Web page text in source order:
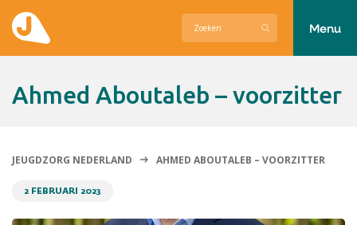
Contact
Menu
Ahmed Aboutaleb – voorzitter
JEUGDZORG NEDERLAND AHMED ABOUTALEB – VOORZITTER
2 FEBRUARI 2023